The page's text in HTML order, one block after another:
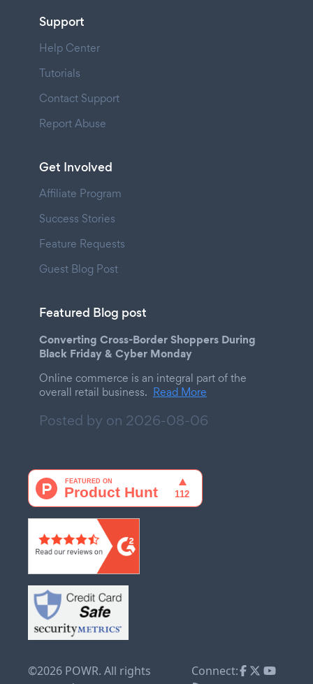
Support
Help Center
Tutorials
Contact Support
Report Abuse
Get Involved
Affiliate Program
Success Stories
Feature Requests
Guest Blog Post
Featured Blog post
Converting Cross-Border Shoppers During
Black Friday & Cyber Monday
Online commerce is an integral part of the
overall retail business. Read More
Posted by on 2026-08-06
©2026 POWR. All rights
Connect: